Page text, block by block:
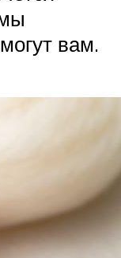
вам.